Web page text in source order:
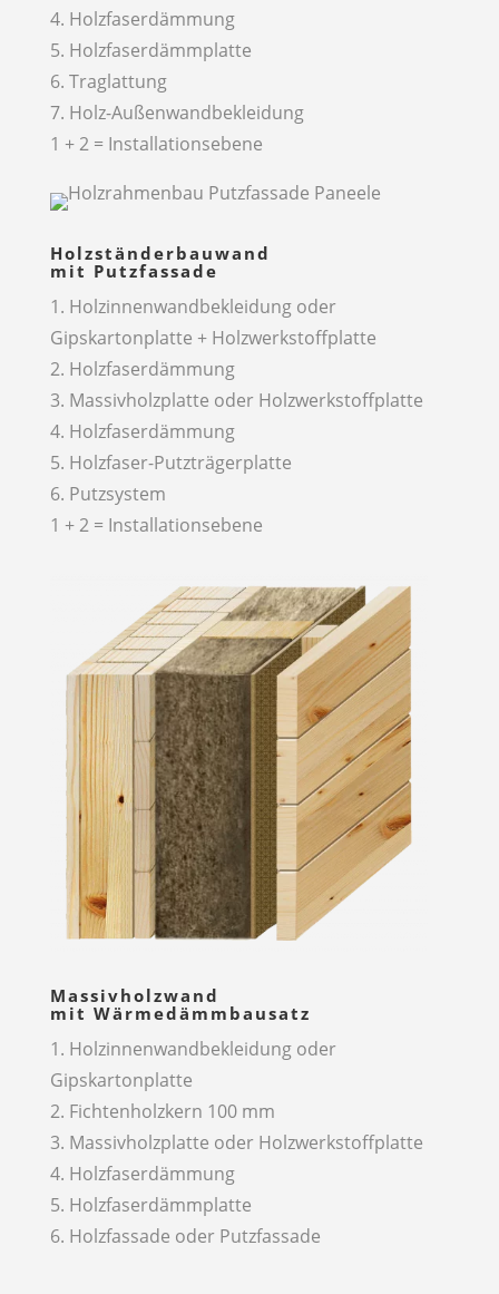
4. Holzfaserdämmung
5. Holzfaserdämmplatte
6. Traglattung
7. Holz-Außenwandbekleidung
1 + 2 = Installationsebene
Holzständerbauwand
mit Putzfassade
1. Holzinnenwandbekleidung oder
Gipskartonplatte + Holzwerkstoffplatte
2. Holzfaserdämmung
3. Massivholzplatte oder Holzwerkstoffplatte
4. Holzfaserdämmung
5. Holzfaser-Putzträgerplatte
6. Putzsystem
1 + 2 = Installationsebene
Massivholzwand
mit Wärmedämmbausatz
1. Holzinnenwandbekleidung oder
Gipskartonplatte
2. Fichtenholzkern 100 mm
3. Massivholzplatte oder Holzwerkstoffplatte
4. Holzfaserdämmung
5. Holzfaserdämmplatte
6. Holzfassade oder Putzfassade